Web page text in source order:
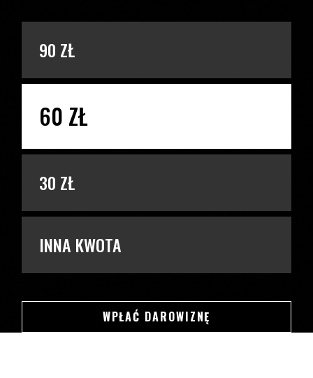
90 ZŁ
60 ZŁ
30 ZŁ
INNA KWOTA
PODAJ KWOTĘ
WPŁAĆ DAROWIZNĘ